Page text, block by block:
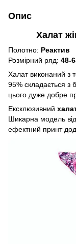
Опис
Халат
Полотно: Реактив
Розмірний ряд: 48-
Халат виконаний з
95% складається з
цього дуже добре
Ексклюзивний
Шикарна модель
ефектний принт